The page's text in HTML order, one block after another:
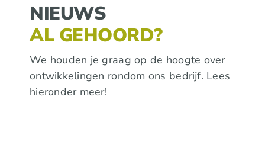
NIEUWS
AL GEHOORD?
We houden je graag op de hoogte over
ontwikkelingen rondom ons bedrijf. Lees
hieronder meer!